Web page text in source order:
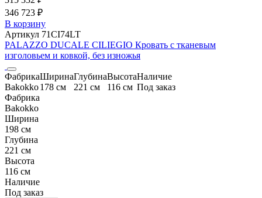
346 723 ₽
В корзину
Артикул 71CI74LT
PALAZZO DUCALE CILIEGIO Кровать с тканевым
изголовьем и ковкой, без изножья
Фабрика
Bakokko
Ширина
178 см
Глубина
221 см
Высота
116 см
Наличие
Под заказ
Фабрика
Bakokko
Ширина
198 см
Глубина
221 см
Высота
116 см
Наличие
Под заказ